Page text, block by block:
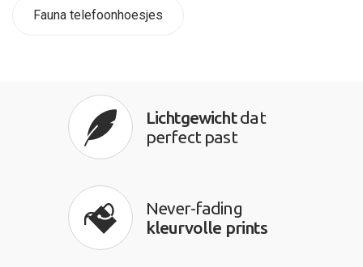
Fauna telefoonhoesjes
Lichtgewichtdat
perfect past
Never-fading
kleurvolle prints